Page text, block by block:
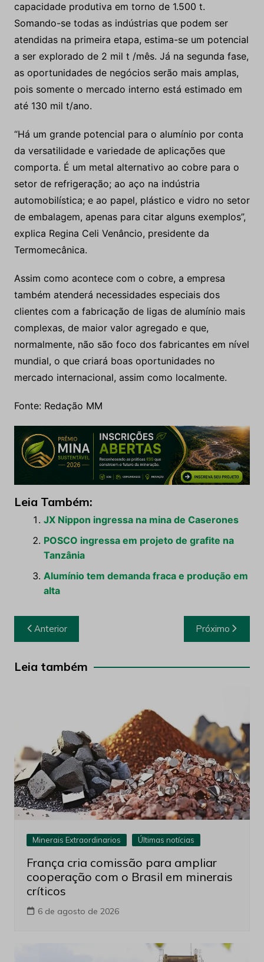
capacidade produtiva em torno de 1.500 t.
Somando-se todas as indústrias que podem ser
atendidas na primeira etapa, estima-se um potencial
a ser explorado de 2 mil t /mês. Já na segunda fase,
as oportunidades de negócios serão mais amplas,
pois somente o mercado interno está estimado em
até 130 mil t/ano.
“Há um grande potencial para o alumínio por conta
da versatilidade e variedade de aplicações que
comporta. É um metal alternativo ao cobre para o
setor de refrigeração; ao aço na indústria
automobilística; e ao papel, plástico e vidro no setor
de embalagem, apenas para citar alguns exemplos”,
explica Regina Celi Venâncio, presidente da
Termomecânica.
Assim como acontece com o cobre, a empresa
também atenderá necessidades especiais dos
clientes com a fabricação de ligas de alumínio mais
complexas, de maior valor agregado e que,
normalmente, não são foco dos fabricantes em nível
mundial, o que criará boas oportunidades no
mercado internacional, assim como localmente.
Fonte: Redação MM
Leia Também:
JX Nippon ingressa na mina de Caserones
POSCO ingressa em projeto de grafite na
Tanzânia
Alumínio tem demanda fraca e produção em
alta
Navegação
de
Post
Anterior Próximo
Leia também
Minerais Extraordinarios Últimas notícias
França cria comissão para ampliar
cooperação com o Brasil em minerais
críticos
6 de agosto de 2026